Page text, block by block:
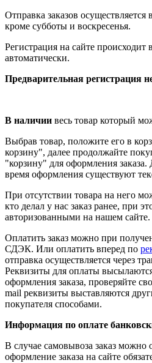
Отправка заказов
кроме субботы и воскресенья.
Регистрация на сайте происходит
автоматически.
Предварительная регистрация
В наличии весь товар который
Выбрав товар, положите его в
корзину", далее продолжайте
"корзину" для оформления заказа.
время оформления существуют
При отсутствии товара на него
кто делал у нас заказ ранее, при
авторизованными на нашем сайте.
Оплатить заказ можно при
СДЭК. Или оплатить вперед по
отправка осуществляется через
Реквизиты для оплаты
оформления заказа, проверяйте
mail реквизиты выставляются
покупателя способами.
Информация по оплате
В случае самовывоза заказ можно
оформление заказа на сайте